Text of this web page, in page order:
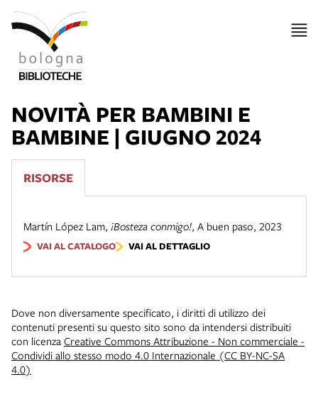
NOVITÀ PER BAMBINI E
BAMBINE | GIUGNO 2024
RISORSE
Martín López Lam, ¡Bosteza conmigo!, A buen paso, 2023
VAI AL CATALOGO VAI AL DETTAGLIO
Dove non diversamente specificato, i diritti di utilizzo dei
contenuti presenti su questo sito sono da intendersi distribuiti
con licenza Creative Commons Attribuzione - Non commerciale -
Condividi allo stesso modo 4.0 Internazionale (CC BY-NC-SA
4.0)